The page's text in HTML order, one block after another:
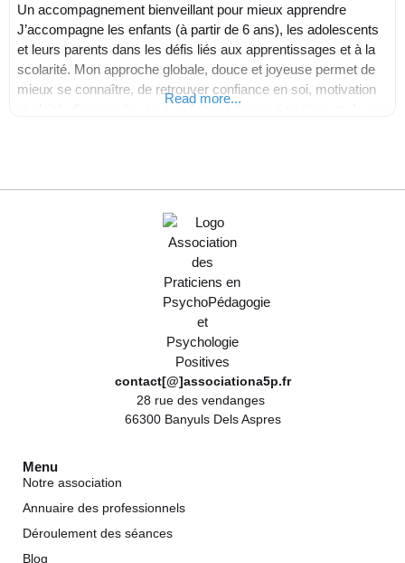
Un accompagnement bienveillant pour mieux apprendre
J’accompagne les enfants (à partir de 6 ans), les adolescents
et leurs parents dans les défis liés aux apprentissages et à la
scolarité. Mon approche globale, douce et joyeuse permet de
mieux se connaître, de retrouver confiance en soi, motivation
Read more...
contact[@]associationa5p.fr
28 rue des vendanges
66300 Banyuls Dels Aspres
Menu
Notre association
Annuaire des professionnels
Déroulement des séances
Blog